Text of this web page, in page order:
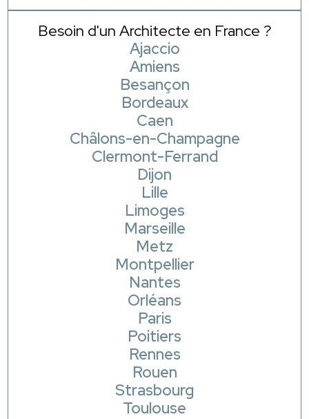
Besoin d'un Architecte en France ?
Ajaccio
Amiens
Besançon
Bordeaux
Caen
Châlons-en-Champagne
Clermont-Ferrand
Dijon
Lille
Limoges
Marseille
Metz
Montpellier
Nantes
Orléans
Paris
Poitiers
Rennes
Rouen
Strasbourg
Toulouse